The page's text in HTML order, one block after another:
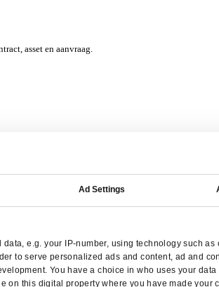
jouw branche.
voorraadbeheer, verkoop en service.